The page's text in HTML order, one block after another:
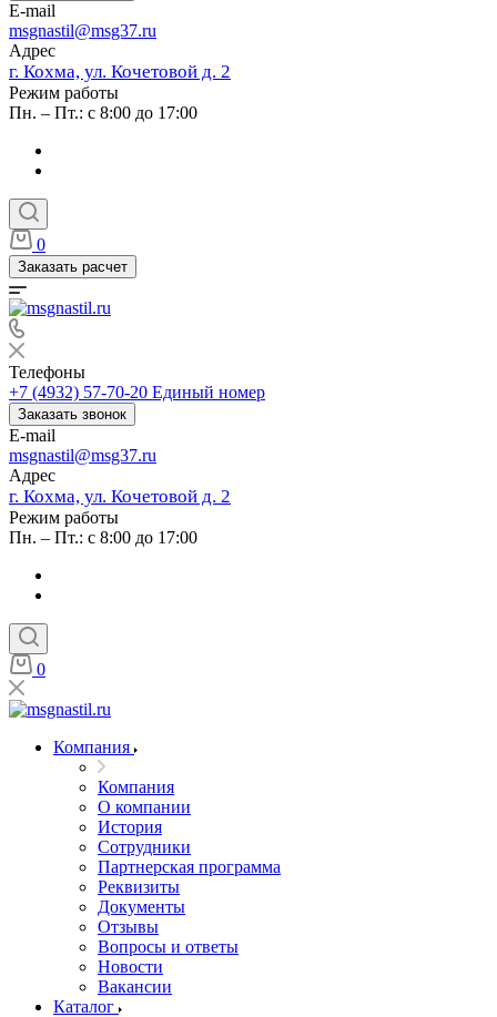
E-mail
msgnastil@msg37.ru
Адрес
г. Кохма, ул. Кочетовой д. 2
Режим работы
Пн. – Пт.: с 8:00 до 17:00
0
Заказать расчет
Телефоны
+7 (4932) 57-70-20 Единый номер
Заказать звонок
E-mail
msgnastil@msg37.ru
Адрес
г. Кохма, ул. Кочетовой д. 2
Режим работы
Пн. – Пт.: с 8:00 до 17:00
0
Компания
Компания
О компании
История
Сотрудники
Партнерская программа
Реквизиты
Документы
Отзывы
Вопросы и ответы
Новости
Вакансии
Каталог